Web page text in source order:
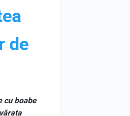
de
cu boabe